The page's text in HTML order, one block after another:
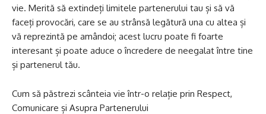
vie. Merită să extindeți limitele partenerului tau și să vă
faceți provocări, care se au strânsă legătură una cu altea și
vă reprezintă pe amândoi; acest lucru poate fi foarte
interesant și poate aduce o încredere de neegalat între tine
și partenerul tău.
Cum să păstrezi scânteia vie într-o relație prin Respect,
Comunicare și Asupra Partenerului